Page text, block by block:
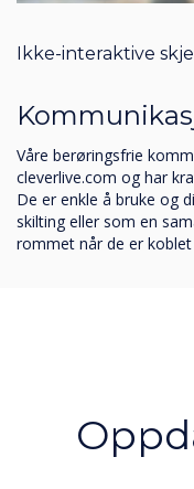
Ikke-interaktive
Våre berøringsfrie
cleverlive.com og har
De er enkle å bruke og
skilting eller som en
rommet når de er